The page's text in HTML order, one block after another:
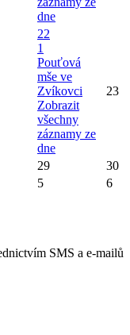
dne
22
1
Pouťová
mše ve
Zvíkovci
Zobrazit
všechny
záznamy ze
dne
23
29
30
5 6
SMS a e-mailů